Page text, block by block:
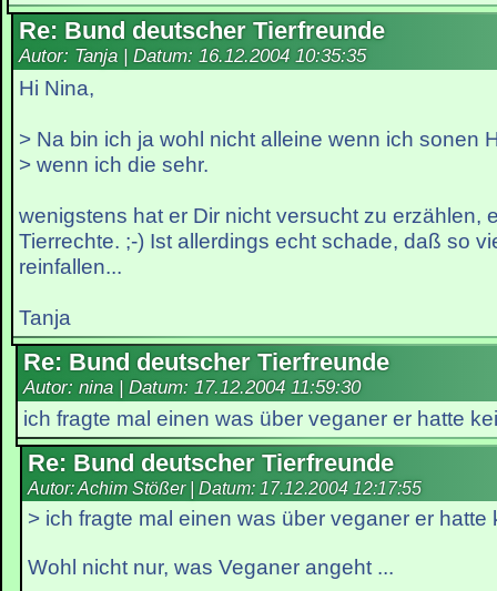
Re: Bund deutscher Tierfreunde
Autor: Tanja | Datum: 16.12.2004 10:35:35
Hi Nina,
> Na bin ich ja wohl nicht alleine wenn ich sonen
> wenn ich die sehr.
wenigstens hat er Dir nicht versucht zu erzählen,
Tierrechte. ;-) Ist allerdings echt schade, daß so
reinfallen...
Tanja
Re: Bund deutscher Tierfreunde
Autor: nina | Datum: 17.12.2004 11:59:30
ich fragte mal einen was über veganer er hatte
Re: Bund deutscher Tierfreunde
Autor: Achim Stößer | Datum: 17.12.2004 12:17:55
> ich fragte mal einen was über veganer er hatte
Wohl nicht nur, was Veganer angeht ...